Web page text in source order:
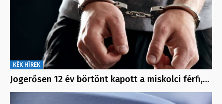
KÉK HÍREK
Jogerősen 12 év börtönt kapott a miskolci férfi,…